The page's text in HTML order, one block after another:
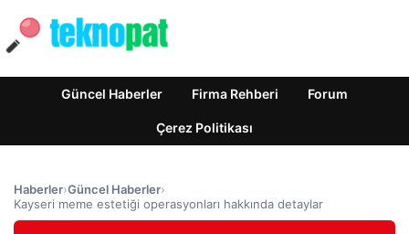
Güncel Haberler Firma Rehberi Forum
Çerez Politikası
Haberler›Güncel Haberler›
Kayseri meme estetiği operasyonları hakkında detaylar